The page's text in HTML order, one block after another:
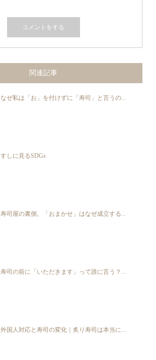
関連記事
なぜ私は「お」を付けずに「寿司」と言うの...
すしに見るSDGs
寿司屋の裏側。「おまかせ」はなぜ成立する...
寿司の前に「いただきます」って誰に言う？...
外国人対応と寿司の変化｜炙り寿司は本当に...